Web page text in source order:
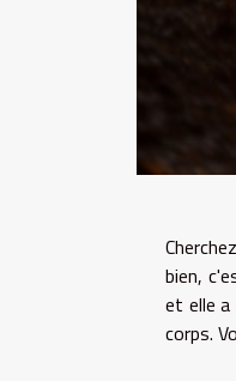
bien,
et elle a
corps.